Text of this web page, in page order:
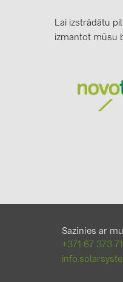
Lai izstrādātu
izmantot mūsu
Sazinies ar
+371 67 373